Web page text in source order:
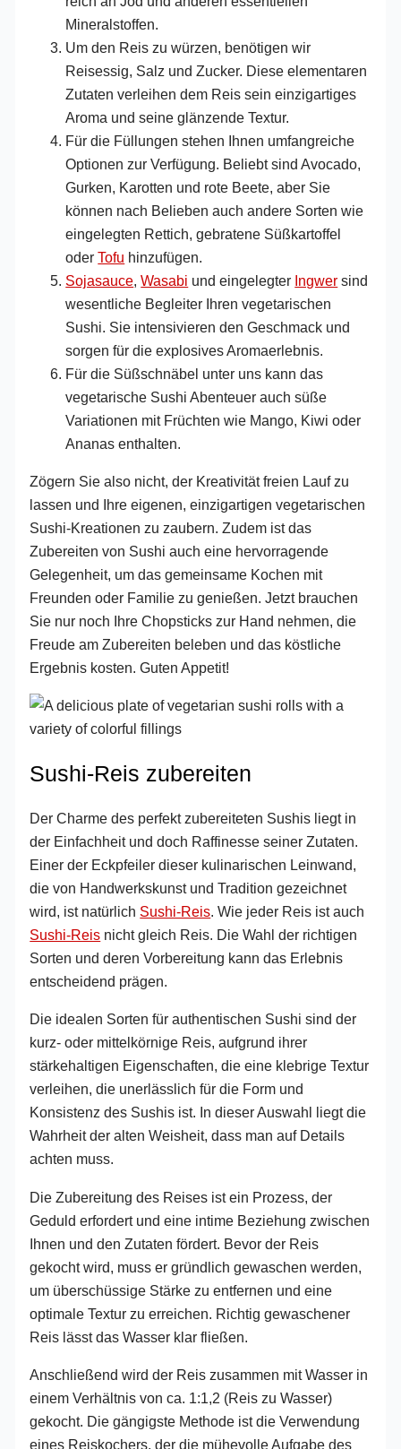
Mineralstoffen.
Um den Reis zu würzen, benötigen wir
Reisessig, Salz und Zucker. Diese elementaren
Zutaten verleihen dem Reis sein einzigartiges
Aroma und seine glänzende Textur.
Für die Füllungen stehen Ihnen umfangreiche
Optionen zur Verfügung. Beliebt sind Avocado,
Gurken, Karotten und rote Beete, aber Sie
können nach Belieben auch andere Sorten wie
eingelegten Rettich, gebratene Süßkartoffel
oderTofu hinzufügen.
Sojasauce ,Wasabi und eingelegter Ingwer sind
wesentliche Begleiter Ihren vegetarischen
Sushi. Sie intensivieren den Geschmack und
sorgen für die explosives Aromaerlebnis.
Für die Süßschnäbel unter uns kann das
vegetarische Sushi Abenteuer auch süße
Variationen mit Früchten wie Mango, Kiwi oder
Ananas enthalten.
Zögern Sie also nicht, der Kreativität freien Lauf zu
lassen und Ihre eigenen, einzigartigen vegetarischen
Sushi-Kreationen zu zaubern. Zudem ist das
Zubereiten von Sushi auch eine hervorragende
Gelegenheit, um das gemeinsame Kochen mit
Freunden oder Familie zu genießen. Jetzt brauchen
Sie nur noch Ihre Chopsticks zur Hand nehmen, die
Freude am Zubereiten beleben und das köstliche
Ergebnis kosten. Guten Appetit!
Sushi-Reis zubereiten
Der Charme des perfekt zubereiteten Sushis liegt in
der Einfachheit und doch Raffinesse seiner Zutaten.
Einer der Eckpfeiler dieser kulinarischen Leinwand,
die von Handwerkskunst und Tradition gezeichnet
wird, ist natürlich Sushi-Reis. Wie jeder Reis ist auch
Sushi-Reis nicht gleich Reis. Die Wahl der richtigen
Sorten und deren Vorbereitung kann das Erlebnis
entscheidend prägen.
Die idealen Sorten für authentischen Sushi sind der
kurz- oder mittelkörnige Reis, aufgrund ihrer
stärkehaltigen Eigenschaften, die eine klebrige Textur
verleihen, die unerlässlich für die Form und
Konsistenz des Sushis ist. In dieser Auswahl liegt die
Wahrheit der alten Weisheit, dass man auf Details
achten muss.
Die Zubereitung des Reises ist ein Prozess, der
Geduld erfordert und eine intime Beziehung zwischen
Ihnen und den Zutaten fördert. Bevor der Reis
gekocht wird, muss er gründlich gewaschen werden,
um überschüssige Stärke zu entfernen und eine
optimale Textur zu erreichen. Richtig gewaschener
Reis lässt das Wasser klar fließen.
Anschließend wird der Reis zusammen mit Wasser in
einem Verhältnis von ca. 1:1,2 (Reis zu Wasser)
gekocht. Die gängigste Methode ist die Verwendung
eines Reiskochers, der die mühevolle Aufgabe des